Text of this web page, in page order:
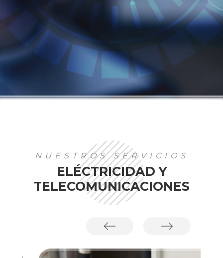
NUESTROS SERVICIOS
ELÉCTRICIDAD Y
TELECOMUNICACIONES